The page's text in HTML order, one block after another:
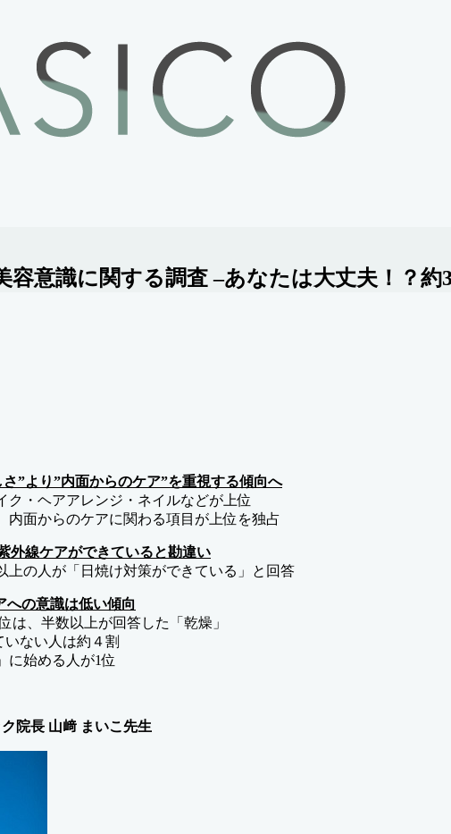
意識に関する調査 –あなたは大丈夫！？約
”より”内面からのケア”を重視する傾向へ
・ヘアアレンジ・ネイルなどが上位
面からのケアに関わる項目が上位を独占
外線ケアができていると勘違い
の人が「日焼け対策ができている」と回答
への意識は低い傾向
、半数以上が回答した「乾燥」
ない人は約４割
に始める人が1位
院長 山﨑 まいこ先生